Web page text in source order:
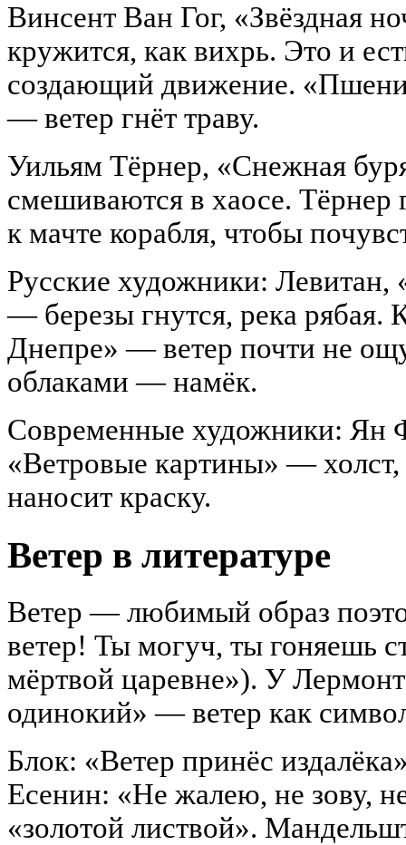
Винсент Ван Гог, «Звёздная
кружится, как вихрь. Это и
создающий движение.
— ветер гнёт траву.
Уильям Тёрнер, «Снежная
смешиваются в хаосе. Тёрнер
к мачте корабля, чтобы
Русские художники: Левитан,
— березы гнутся, река рябая.
Днепре» — ветер почти не
облаками — намёк.
Современные художники: Ян
«Ветровые картины» — холст,
наносит краску.
Ветер в литературе
Ветер — любимый образ
ветер! Ты могуч, ты гоняешь
мёртвой царевне»). У
одинокий» — ветер как
Блок: «Ветер принёс
Есенин: «Не жалею, не зову,
«золотой листвой».